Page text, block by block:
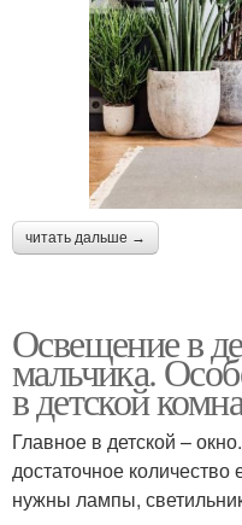
читать дальше →
Освещение в
мальчика.
в детской
Главное в детской –
достаточное количество
нужны лампы,